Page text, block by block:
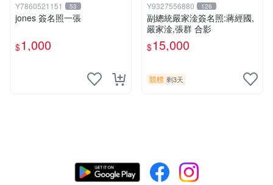
Y7860521151 53
jones 簽名照一張
$1,000
Y9327556880 126
副總統嚴家淦簽名照:蔣經國,
嚴家淦,張群 合影
$15,000
競標 剩3天